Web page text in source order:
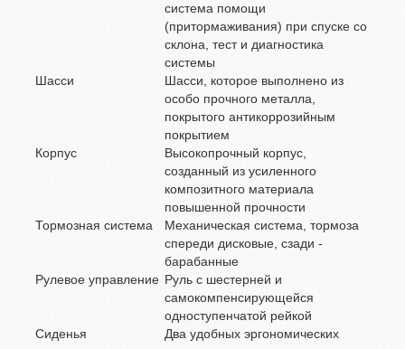
система помощи
(притормаживания) при спуске со
склона, тест и диагностика
системы
Шасси
Шасси, которое выполнено из
особо прочного металла,
покрытого антикоррозийным
покрытием
Корпус
Высокопрочный корпус,
созданный из усиленного
композитного материала
повышенной прочности
Тормозная система
Механическая система, тормоза
спереди дисковые, сзади -
барабанные
Рулевое управление Руль с шестерней и
самокомпенсирующейся
одноступенчатой рейкой
Сиденья
Два удобных эргономических